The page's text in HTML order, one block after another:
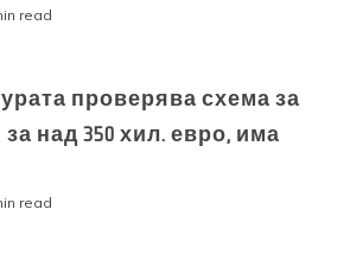
read
проверява схема за
над 350 хил. евро, има
read